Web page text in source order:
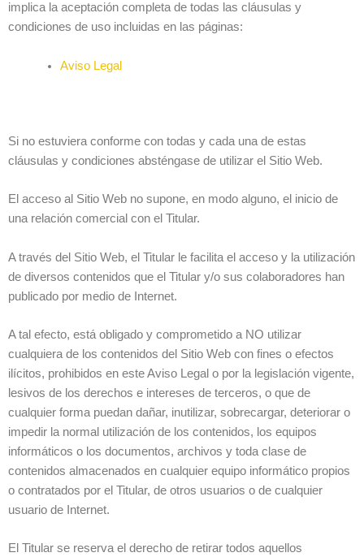
implica la aceptación completa de todas las cláusulas y
condiciones de uso incluidas en las páginas:
Aviso Legal
Si no estuviera conforme con todas y cada una de estas
cláusulas y condiciones absténgase de utilizar el Sitio Web.
El acceso al Sitio Web no supone, en modo alguno, el inicio de
una relación comercial con el Titular.
A través del Sitio Web, el Titular le facilita el acceso y la utilización
de diversos contenidos que el Titular y/o sus colaboradores han
publicado por medio de Internet.
A tal efecto, está obligado y comprometido a NO utilizar
cualquiera de los contenidos del Sitio Web con fines o efectos
ilícitos, prohibidos en este Aviso Legal o por la legislación vigente,
lesivos de los derechos e intereses de terceros, o que de
cualquier forma puedan dañar, inutilizar, sobrecargar, deteriorar o
impedir la normal utilización de los contenidos, los equipos
informáticos o los documentos, archivos y toda clase de
contenidos almacenados en cualquier equipo informático propios
o contratados por el Titular, de otros usuarios o de cualquier
usuario de Internet.
El Titular se reserva el derecho de retirar todos aquellos